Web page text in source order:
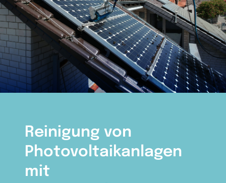
Reinigung von
Photovoltaikanlagen
mit